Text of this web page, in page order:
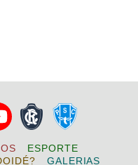
ESPORTE
GALERIAS